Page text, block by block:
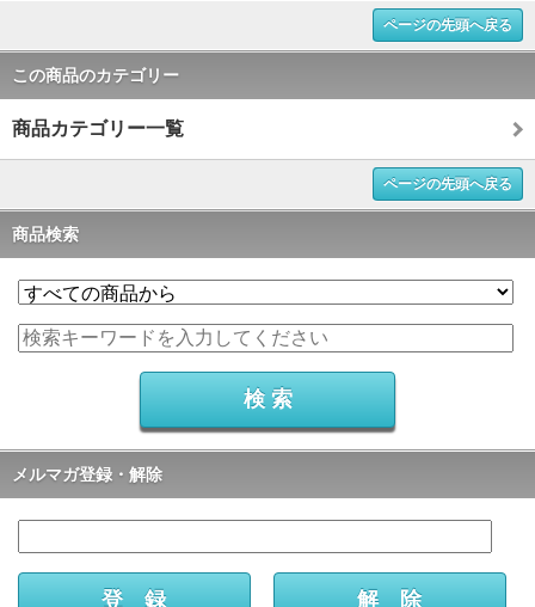
ページの先頭へ戻る
この商品のカテゴリー
商品カテゴリー一覧
ページの先頭へ戻る
商品検索
メルマガ登録・解除